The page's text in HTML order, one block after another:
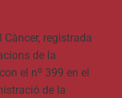
registrada
de la
el nº 399 en el
de la